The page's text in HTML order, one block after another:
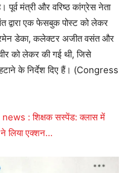
मंत्री और वरिष्ठ कांग्रेस नेता
एक फेसबुक पोस्ट को लेकर
रमेन डेका, कलेक्टर अजीत वसंत और
को लेकर की गई थी, जिसे
हटाने के निर्देश दिए हैं। (Congress
: शिक्षक सस्पेंड: क्लास में
ने लिया एक्शन…